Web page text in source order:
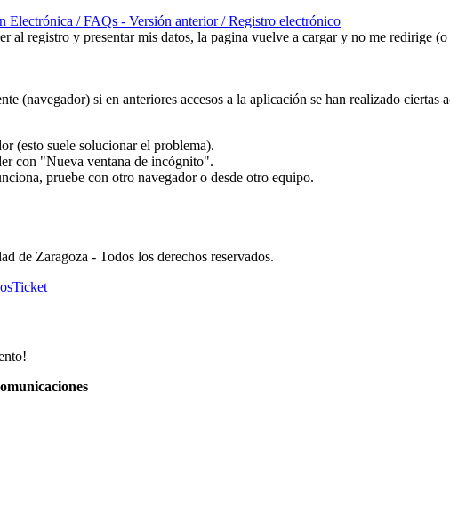
Electrónica / FAQs - Versión anterior / Registro electrónico
al registro y presentar mis datos, la pagina vuelve a cargar y no me redirige
(navegador) si en anteriores accesos a la aplicación se han realizado
(esto suele solucionar el problema).
con "Nueva ventana de incógnito".
pruebe con otro navegador o desde otro equipo.
de Zaragoza - Todos los derechos reservados.